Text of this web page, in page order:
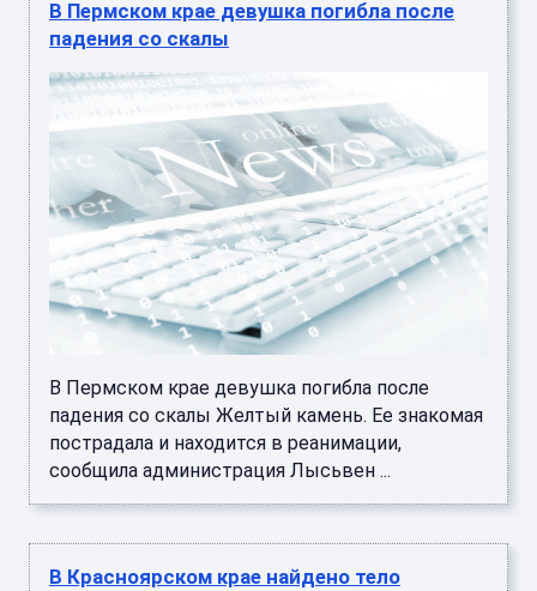
В Пермском крае девушка погибла после
падения со скалы
В Пермском крае девушка погибла после
падения со скалы Желтый камень. Ее знакомая
пострадала и находится в реанимации,
сообщила администрация Лысьвен ...
В Красноярском крае найдено тело